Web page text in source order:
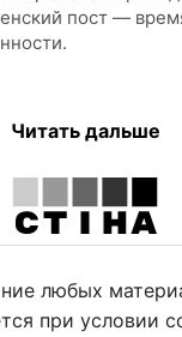
пост —
Читать дальше
любых
при условии